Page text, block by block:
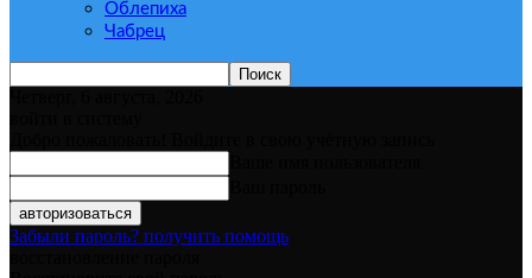
Облепиха
Чабрец
Забыли пароль? получить помощь